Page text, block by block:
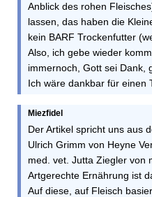
Anblick des rohen
lassen, das haben die
kein BARF Trockenfutter
Also, ich gebe wieder
immernoch, Gott sei Dank,
Ich wäre dankbar für einen
Miezfidel
Der Artikel spricht uns aus
Ulrich Grimm von Heyne
med. vet. Jutta Ziegler von
Artgerechte Ernährung ist
Auf diese, auf Fleisch